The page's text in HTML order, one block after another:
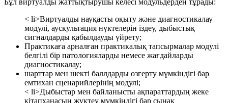
< li>Виртуалды науқасты оқыту және диагностикалау
модулі, аускультация нүктелерін іздеу, дыбыстық
сигналдарды қабылдауды үйрету;
Практикаға арналған практикалық тапсырмалар модулі
белгілі бір патологияларды немесе жағдайларды
диагностикалау;
шарттар мен шекті баллдарды өзгерту мүмкіндігі бар
емтихан сценарийлерінің модулі;
< li>Дыбыстар мен байланысты ақпараттардың жеке
кітапханасын жүктеу мүмкіндігі бар сынақ